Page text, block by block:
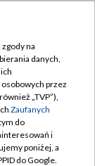
na
danych,
przez
„TVP”),
Zaufanych
do
i
poniżej, a
do Google.